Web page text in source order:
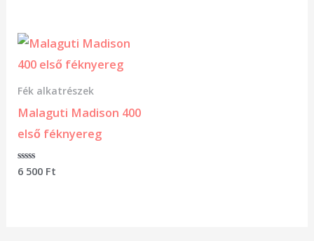
Fék alkatrészek
Malaguti Madison 400
első féknyereg
Értékelés:
6 500 Ft